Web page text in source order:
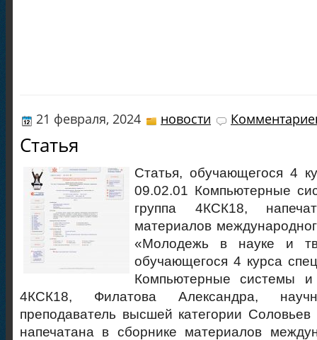
21 февраля, 2024 новости
Статья
Статья, обучающегося 4
09.02.01 Компьютерные
группа 4КСК18,
материалов
«Молодежь в науке и
обучающегося 4 курса
Компьютерные системы и
4КСК18, Филатова Александра,
преподаватель высшей категории
напечатана в сборнике материалов